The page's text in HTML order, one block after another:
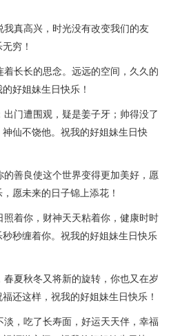
真高兴，时光没有改变我们的友
穷！
长长的思念。远远的空间，久久的
好姐妹生日快乐！
门遭围观，疑是姜子牙；帅得没了
仙不饶他。祝我的好姐妹生日快
善良使这个世界变得更加美好，愿
愿未来的日子锦上添花！
着你，财神天天粘着你，健康时时
秒缠着你。祝我的好姐妹生日快乐
夏秋冬又将新的旋转，你也又在岁
还这样，祝我的好姐妹生日快乐！
，吃了长寿面，好运天天伴，幸福